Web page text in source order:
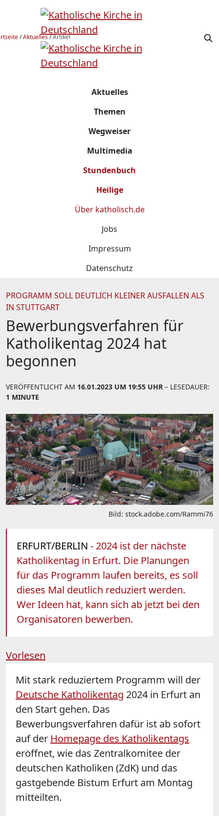
/Aktuelles/Artikel
Aktuelles
Themen
Wegweiser
Multimedia
Stundenbuch
Heilige
Über katholisch.de
Jobs
Impressum
Datenschutz
PROGRAMM SOLL DEUTLICH KLEINER AUSFALLEN ALS
IN STUTTGART
Bewerbungsverfahren für
Katholikentag 2024 hat
begonnen
VERÖFFENTLICHT AM 16.01.2023 UM 19:55 UHR – LESEDAUER:
1 MINUTE
Bild: stock.adobe.com/Rammi76
ERFURT/BERLIN - 2024 ist der nächste
Katholikentag in Erfurt. Die Planungen
für das Programm laufen bereits, es soll
dieses Mal deutlich reduziert werden.
Wer Ideen hat, kann sich ab jetzt bei den
Organisatoren bewerben.
Vorlesen
Mit stark reduziertem Programm will der
Deutsche Katholikentag 2024 in Erfurt an
den Start gehen. Das
Bewerbungsverfahren dafür ist ab sofort
auf der Homepage des Katholikentags
eröffnet, wie das Zentralkomitee der
deutschen Katholiken (ZdK) und das
gastgebende Bistum Erfurt am Montag
mitteilten.